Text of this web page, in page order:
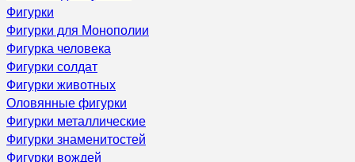
Фигурки
Фигурки для Монополии
Фигурка человека
Фигурки солдат
Фигурки животных
Оловянные фигурки
Фигурки металлические
Фигурки знаменитостей
Фигурки вождей